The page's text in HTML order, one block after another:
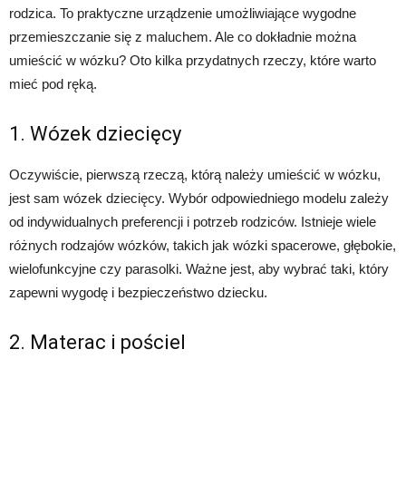
rodzica. To praktyczne urządzenie umożliwiające wygodne
przemieszczanie się z maluchem. Ale co dokładnie można
umieścić w wózku? Oto kilka przydatnych rzeczy, które warto
mieć pod ręką.
1. Wózek dziecięcy
Oczywiście, pierwszą rzeczą, którą należy umieścić w wózku,
jest sam wózek dziecięcy. Wybór odpowiedniego modelu zależy
od indywidualnych preferencji i potrzeb rodziców. Istnieje wiele
różnych rodzajów wózków, takich jak wózki spacerowe, głębokie,
wielofunkcyjne czy parasolki. Ważne jest, aby wybrać taki, który
zapewni wygodę i bezpieczeństwo dziecku.
2. Materac i pościel